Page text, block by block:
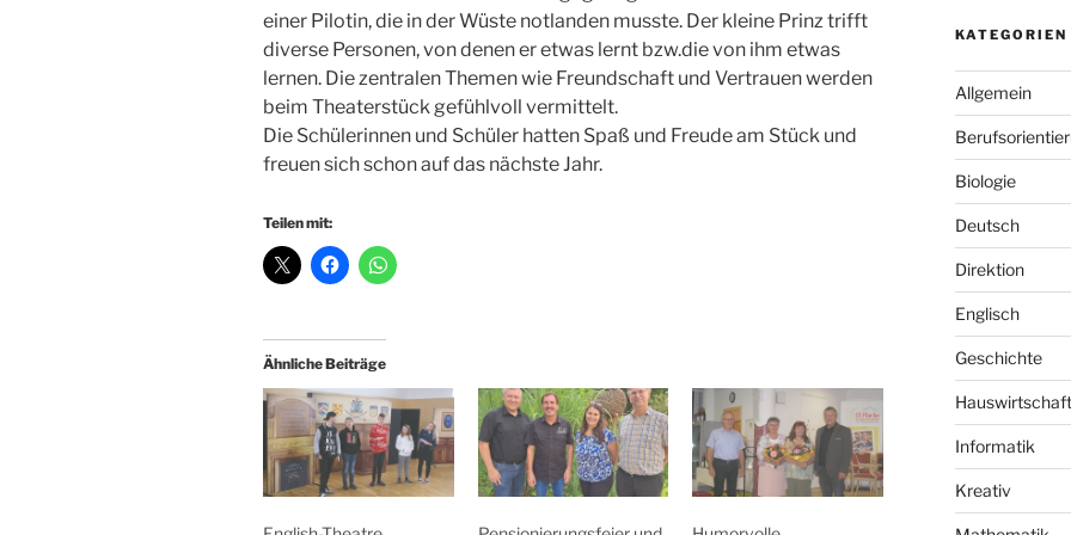
einer Pilotin, die in der Wüste notlanden musste. Der kleine Prinz trifft
diverse Personen, von denen er etwas lernt bzw.die von ihm etwas
lernen. Die zentralen Themen wie Freundschaft und Vertrauen werden
beim Theaterstück gefühlvoll vermittelt.
Die Schülerinnen und Schüler hatten Spaß und Freude am Stück und
freuen sich schon auf das nächste Jahr.
Teilen mit:
Ähnliche Beiträge
KATEGORIEN
Allgemein
Biologie
Deutsch
Direktion
Englisch
Geschichte
Hauswirtschaft
Informatik
Kreativ